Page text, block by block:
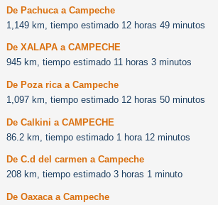
De Pachuca a Campeche
1,149 km, tiempo estimado 12 horas 49 minutos
De XALAPA a CAMPECHE
945 km, tiempo estimado 11 horas 3 minutos
De Poza rica a Campeche
1,097 km, tiempo estimado 12 horas 50 minutos
De Calkini a CAMPECHE
86.2 km, tiempo estimado 1 hora 12 minutos
De C.d del carmen a Campeche
208 km, tiempo estimado 3 horas 1 minuto
De Oaxaca a Campeche